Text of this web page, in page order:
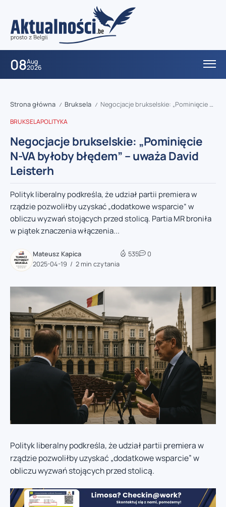
08Aug
2026
Strona główna / Bruksela / Negocjacje brukselskie: „Pominięcie N-VA byłoby błędem” – uważa David Leisterh
BRUKSELAPOLITYKA
Negocjacje brukselskie: „Pominięcie
N-VA byłoby błędem” – uważa David
Leisterh
Polityk liberalny podkreśla, że udział partii premiera w
rządzie pozwoliłby uzyskać „dodatkowe wsparcie” w
obliczu wyzwań stojących przed stolicą. Partia MR broniła
w piątek znaczenia włączenia...
Mateusz Kapica
2025-04-19
2 min czytania
535 0
Polityk liberalny podkreśla, że udział partii premiera w
rządzie pozwoliłby uzyskać „dodatkowe wsparcie” w
obliczu wyzwań stojących przed stolicą.